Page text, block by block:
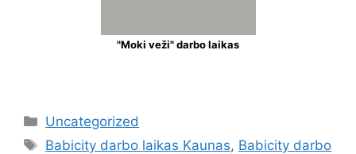
"Moki veži" darbo laikas
Uncategorized
Babicity darbo laikas Kaunas, Babicity darbo